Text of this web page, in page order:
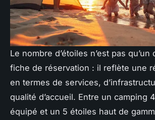
Le nombre d’étoiles n’est pas qu’un
fiche de réservation : il reflète une
en termes de services,
qualité d’accueil. Entre un camping
équipé et un 5 étoiles haut de